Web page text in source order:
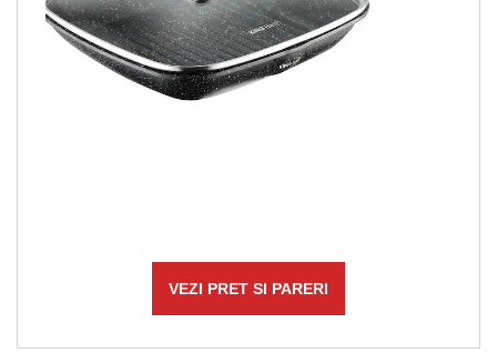
VEZI PRET SI PARERI